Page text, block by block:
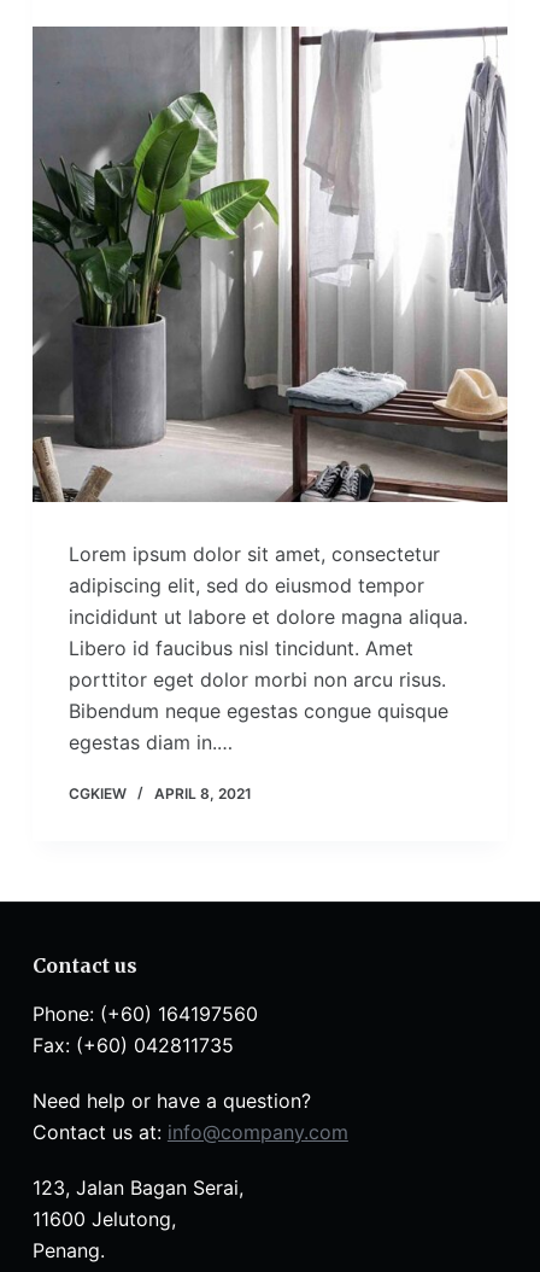
Lorem ipsum dolor sit amet, consectetur
adipiscing elit, sed do eiusmod tempor
incididunt ut labore et dolore magna aliqua.
Libero id faucibus nisl tincidunt. Amet
porttitor eget dolor morbi non arcu risus.
Bibendum neque egestas congue quisque
egestas diam in.…
CGKIEW APRIL 8, 2021
Contact us
Phone: (+60) 164197560
Fax: (+60) 042811735
Need help or have a question?
Contact us at: info@company.com
123, Jalan Bagan Serai,
11600 Jelutong,
Penang.